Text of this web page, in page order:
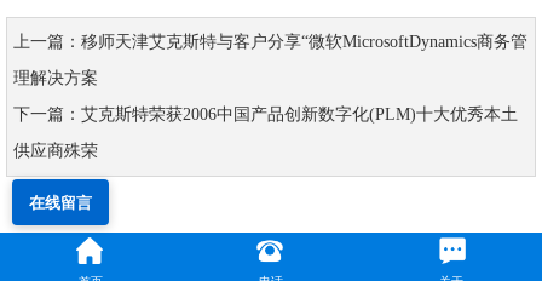
上一篇：移师天津艾克斯特与客户分享“微软MicrosoftDynamics商务管
理解决方案
下一篇：艾克斯特荣获2006中国产品创新数字化(PLM)十大优秀本土
供应商殊荣
在线留言